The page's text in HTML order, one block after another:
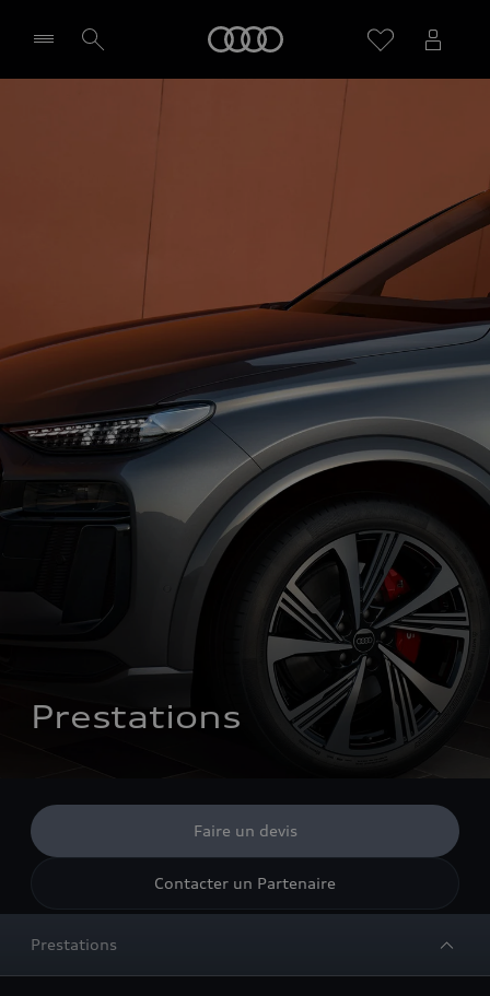
Prestations
Faire un devis
Contacter un Partenaire
Prestations